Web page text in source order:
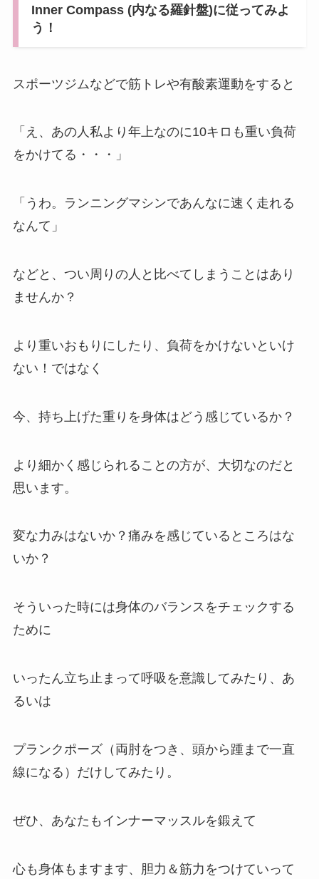
Inner Compass (内なる羅針盤)に従ってみよ
う！
スポーツジムなどで筋トレや有酸素運動をすると
「え、あの人私より年上なのに10キロも重い負荷
をかけてる・・・」
「うわ。ランニングマシンであんなに速く走れる
なんて」
などと、つい周りの人と比べてしまうことはあり
ませんか？
より重いおもりにしたり、負荷をかけないといけ
ない！ではなく
今、持ち上げた重りを身体はどう感じているか？
より細かく感じられることの方が、大切なのだと
思います。
変な力みはないか？痛みを感じているところはな
いか？
そういった時には身体のバランスをチェックする
ために
いったん立ち止まって呼吸を意識してみたり、あ
るいは
プランクポーズ（両肘をつき、頭から踵まで一直
線になる）だけしてみたり。
ぜひ、あなたもインナーマッスルを鍛えて
心も身体もますます、胆力＆筋力をつけていって